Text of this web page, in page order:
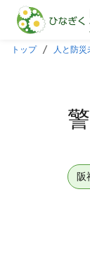
本文に飛ぶ
トップ 人と防
阪